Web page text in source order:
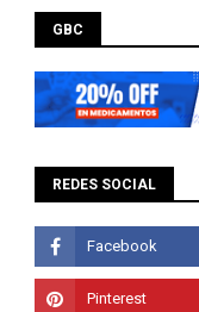
GBC
REDES SOCIAL